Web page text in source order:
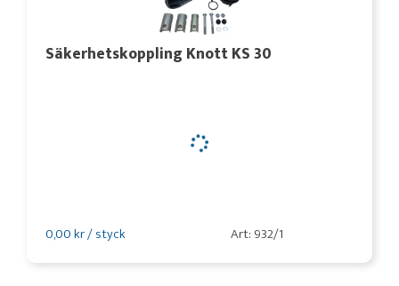
Säkerhetskoppling Knott KS 30
0,00 kr / styck Art: 932/1